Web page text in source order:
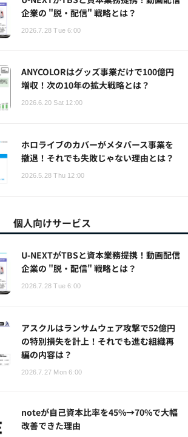
企業の "脱・配信" 戦略とは？
2026.7.28 Tue 6:00
ANYCOLORはグッズ事業だけで100億円
増収！次の10年の拡大戦略とは？
2026.6.20 Sat 12:00
ホロライブのカバーがメタバース事業を
撤退！それでも失敗じゃない理由とは？
2026.5.28 Thu 12:00
個人向けサービス
U-NEXTがTBSと資本業務提携！動画配信
企業の "脱・配信" 戦略とは？
2026.7.28 Tue 6:00
アスクルはランサムウェア攻撃で52億円
の特別損失を計上！それでも進む組織再
編の内容は？
2026.7.27 Mon 6:00
noteが自己資本比率を45%→70%で大幅
改善できた理由